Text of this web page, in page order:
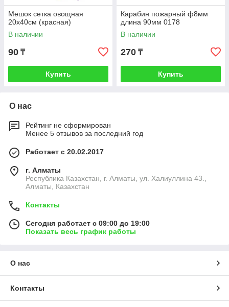
Мешок сетка овощная
20х40см (красная)
В наличии
90 ₸
Купить
Карабин пожарный ф8мм
длина 90мм 0178
В наличии
270 ₸
Купить
О нас
Рейтинг не сформирован
Менее 5 отзывов за последний год
Работает с 20.02.2017
г. Алматы
Республика Казахстан, г. Алматы, ул. Халиуллина 43.,
Алматы, Казахстан
Контакты
Сегодня работает с 09:00 до 19:00
Показать весь график работы
О нас
Контакты